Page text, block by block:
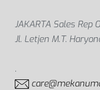
JAKARTA Sales Rep
Jl. Letjen M.T.
.